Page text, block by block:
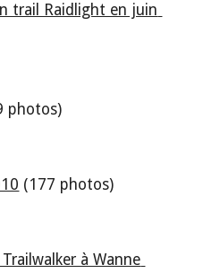
trail Raidlight en juin
photos)
(177 photos)
à Wanne